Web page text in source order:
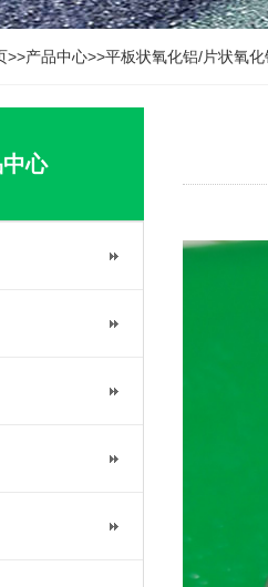
>>产品中心>>平板状氧化铝/片状氧化
心